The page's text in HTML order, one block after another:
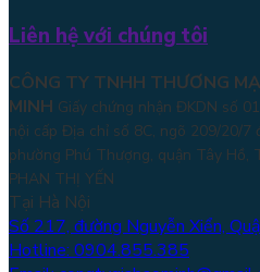
Liên hệ với chúng tôi
CÔNG TY TNHH THƯƠNG
MINH Giấy chứng nhận ĐKDN số
nội cấp Địa chỉ số 8C, ngõ 209/20/7
phường Phú Thượng, quận Tây Hồ,
PHAN THỊ YẾN
Tại Hà Nội
Số 217, đường Nguyễn Xiển,
Hotline: 0904.855.385